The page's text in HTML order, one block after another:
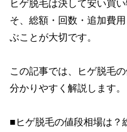
ヒゲ脱毛は決して安い買
そ、総額・回数・追加費
ぶことが大切です。
この記事では、ヒゲ脱毛
分かりやすく解説します。
■ヒゲ脱毛の値段相場は？